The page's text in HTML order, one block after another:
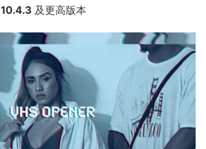
10.4.3 及更高版本